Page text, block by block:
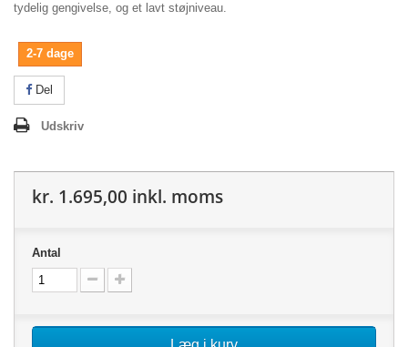
tydelig gengivelse, og et lavt støjniveau.
2-7 dage
Del
Udskriv
kr. 1.695,00 inkl. moms
Antal